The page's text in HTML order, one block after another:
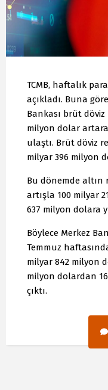
TCMB, haftalık
açıkladı. Buna
Bankası brüt döviz
milyon dolar
ulaştı. Brüt döviz
milyar 396 milyon
Bu dönemde altın
artışla 100 milyar
637 milyon dolara
Böylece Merkez
Temmuz
milyar 842 milyon
milyon dolardan
çıktı.